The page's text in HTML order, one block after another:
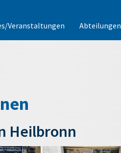
Veranstaltungen Abteilungen
Heilbronn